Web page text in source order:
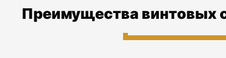
Преимущества винтовых